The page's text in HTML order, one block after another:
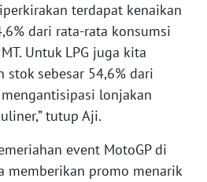
terdapat kenaikan
dari rata-rata konsumsi
Untuk LPG juga kita
stok sebesar 54,6% dari
lonjakan
tutup Aji.
event MotoGP di
memberikan promo menarik